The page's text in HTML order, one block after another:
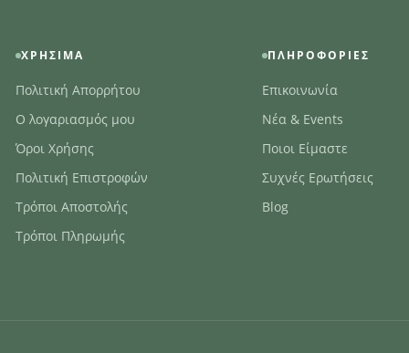
ΧΡΉΣΙΜΑ
Πολιτική Απορρήτου
Ο λογαριασμός μου
Όροι Χρήσης
Πολιτική Επιστροφών
Τρόποι Αποστολής
Τρόποι Πληρωμής
ΠΛΗΡΟΦΟΡΊΕΣ
Επικοινωνία
Νέα & Events
Ποιοι Είμαστε
Συχνές Ερωτήσεις
Blog